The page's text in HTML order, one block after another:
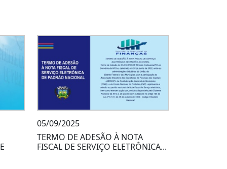
05/09/2025
TERMO DE ADESÃO À NOTA
FISCAL DE SERVIÇO ELETRÔNICA...